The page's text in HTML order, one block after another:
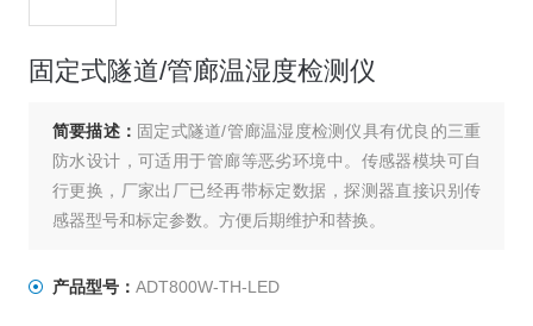
固定式隧道/管廊温湿度检测仪
简要描述： 固定式隧道/管廊温湿度检测仪具有优良的三重
防水设计，可适用于管廊等恶劣环境中。传感器模块可自
行更换，厂家出厂已经再带标定数据，探测器直接识别传
感器型号和标定参数。方便后期维护和替换。
产品型号： ADT800W-TH-LED